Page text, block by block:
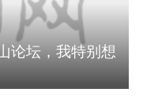
论坛，我特别想